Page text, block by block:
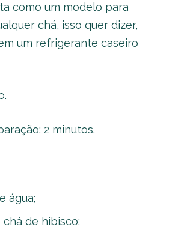
como um modelo para
chá, isso quer dizer,
um refrigerante caseiro
2 minutos.
água;
chá de hibisco;